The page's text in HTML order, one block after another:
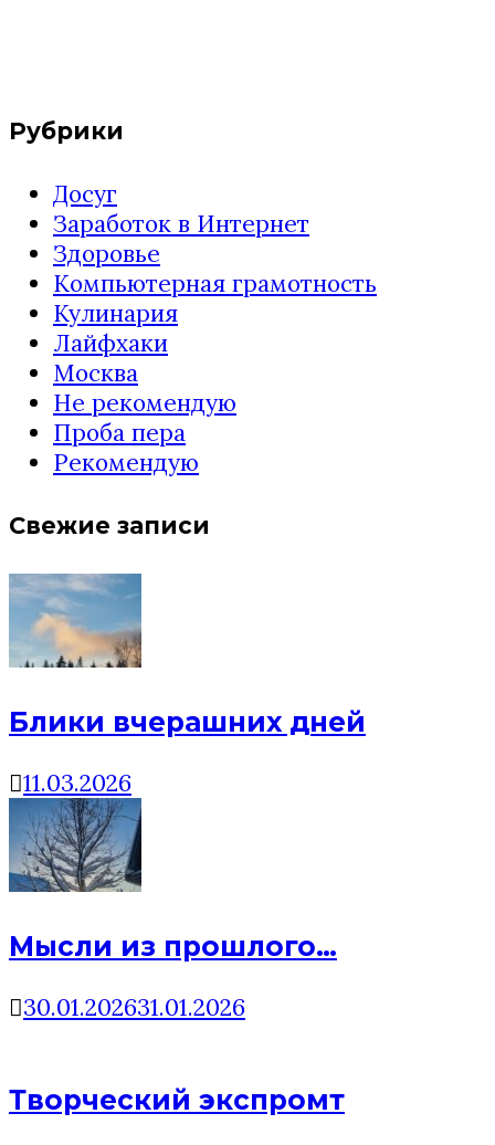
Рубрики
Досуг
Заработок в Интернет
Здоровье
Компьютерная грамотность
Кулинария
Лайфхаки
Москва
Не рекомендую
Проба пера
Рекомендую
Свежие записи
Блики вчерашних дней
11.03.2026
Мысли из прошлого…
30.01.202631.01.2026
Творческий экспромт